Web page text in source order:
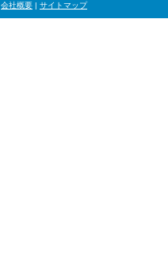
会社概要 | サイトマップ